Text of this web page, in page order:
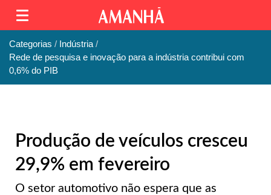
Categorias
Indústria
Rede de pesquisa e inovação para a indústria contribui com
0,6% do PIB
Produção de veículos cresceu
29,9% em fevereiro
O setor automotivo não espera que as